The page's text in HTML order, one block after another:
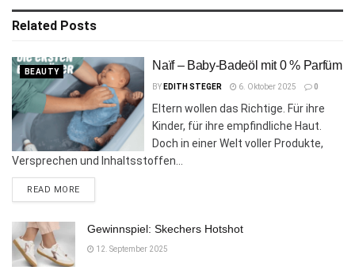
Related Posts
BEAUTY Naïf – Baby-Badeöl mit 0 % Parfüm
BY EDITH STEGER 6. Oktober 2025 0
Eltern wollen das Richtige. Für ihre
Kinder, für ihre empfindliche Haut.
Doch in einer Welt voller Produkte,
Versprechen und Inhaltsstoffen...
READ MOREDETAILS
Gewinnspiel: Skechers Hotshot
12. September 2025